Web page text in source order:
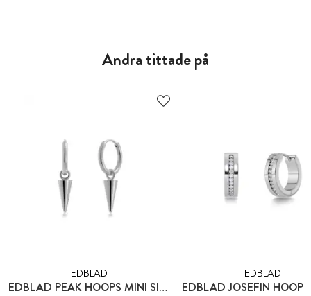
Andra tittade på
EDBLAD
EDBLAD PEAK HOOPS MINI SILVER
EDBLAD